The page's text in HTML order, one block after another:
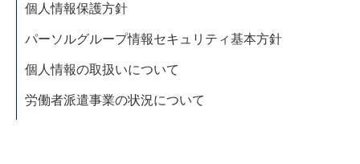
個人情報保護方針
パーソルグループ情報セキュリティ基本方針
個人情報の取扱いについて
労働者派遣事業の状況について